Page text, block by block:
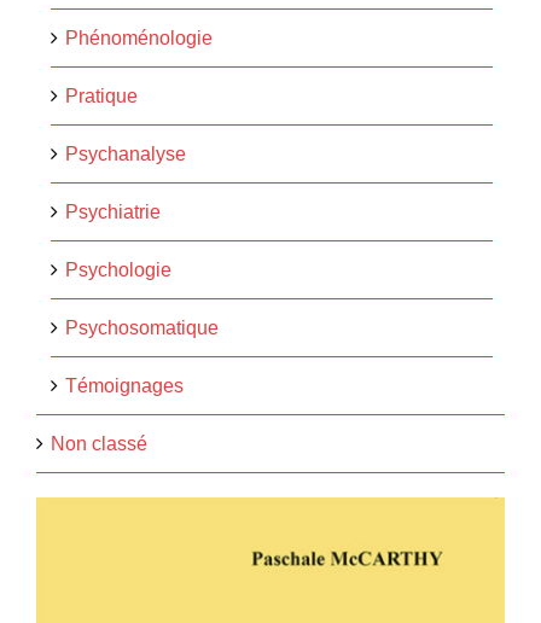
Phénoménologie
Pratique
Psychanalyse
Psychiatrie
Psychologie
Psychosomatique
Témoignages
Non classé